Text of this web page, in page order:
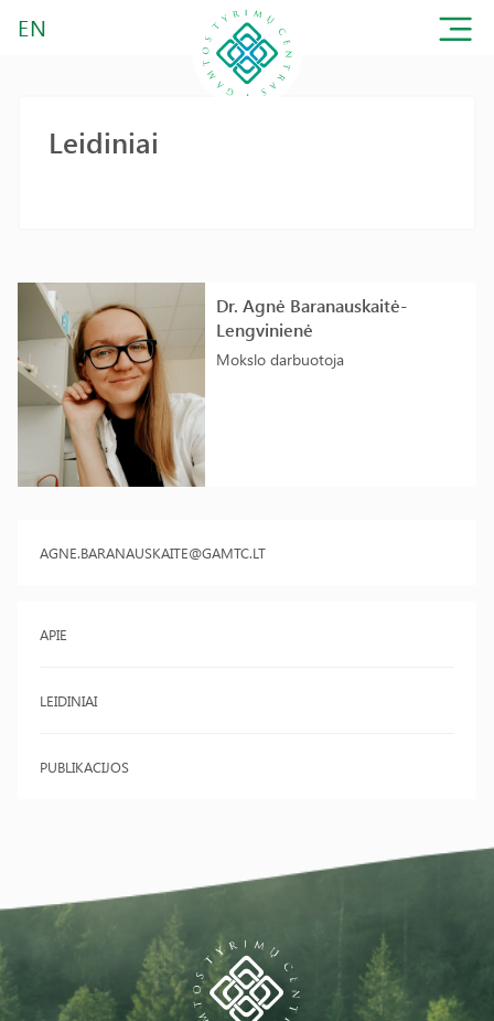
EN
Dr. Agnė Baranauskaitė-
Lengvinienė
Mokslo darbuotoja
AGNE.BARANAUSKAITE@GAMTC.LT
APIE
LEIDINIAI
PUBLIKACIJOS
Leidiniai